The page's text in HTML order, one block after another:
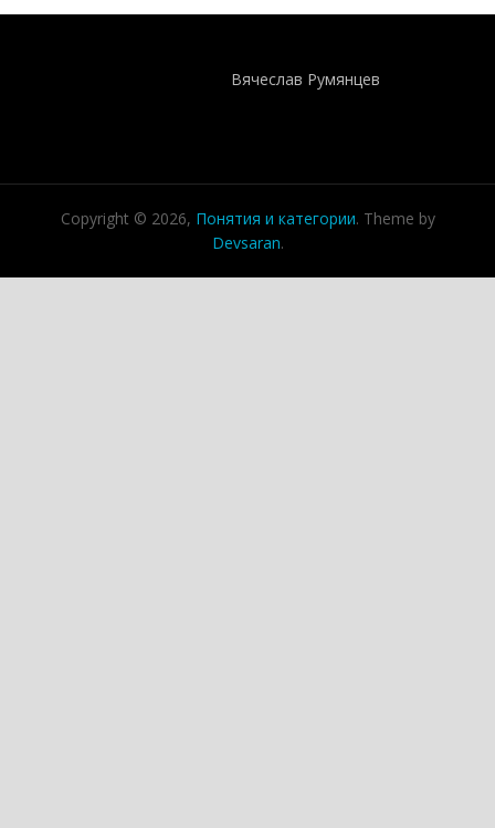
Вячеслав Румянцев
Copyright © 2026, Понятия и категории. Theme by
Devsaran.